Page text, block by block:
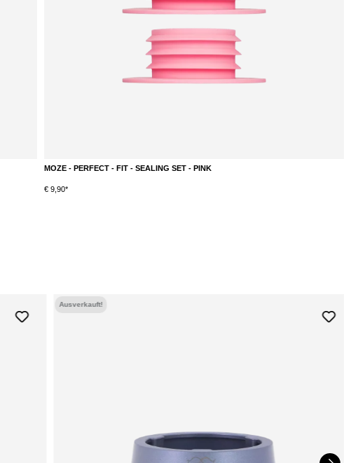
MOZE - PERFECT - FIT - SEALING SET - PINK
€ 9,90*
Ausverkauft!